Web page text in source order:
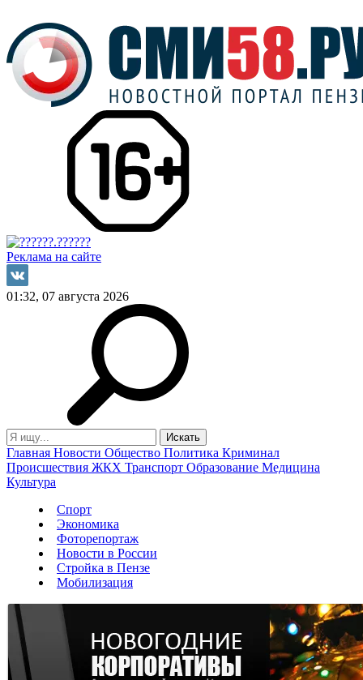
Реклама на сайте
01:32, 07 августа 2026
Главная Новости Общество Политика Криминал
Происшествия ЖКХ Транспорт Образование Медицина
Культура
Спорт
Экономика
Фоторепортаж
Новости в России
Стройка в Пензе
Мобилизация